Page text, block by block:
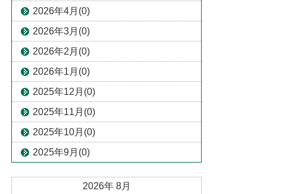
2026年4月(0)
2026年3月(0)
2026年2月(0)
2026年1月(0)
2025年12月(0)
2025年11月(0)
2025年10月(0)
2025年9月(0)
2026年 8月